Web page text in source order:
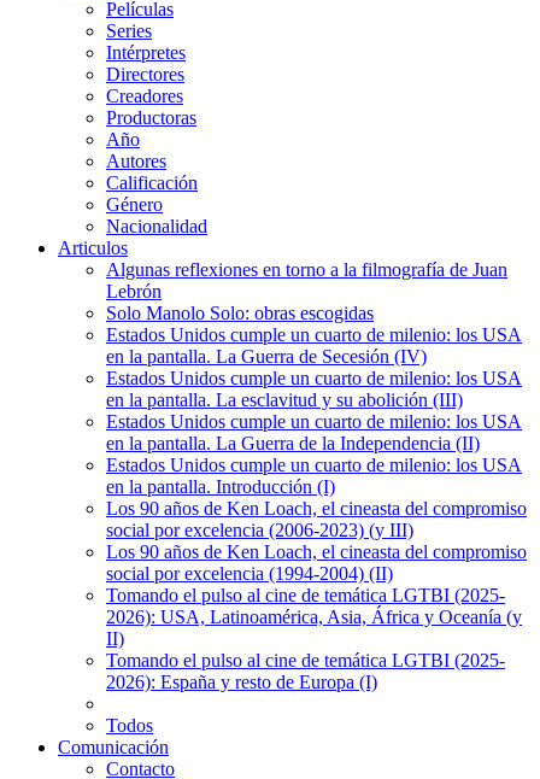
Películas
Series
Intérpretes
Directores
Creadores
Productoras
Año
Autores
Calificación
Género
Nacionalidad
Articulos
Algunas reflexiones en torno a la filmografía de Juan
Lebrón
Solo Manolo Solo: obras escogidas
Estados Unidos cumple un cuarto de milenio: los USA
en la pantalla. La Guerra de Secesión (IV)
Estados Unidos cumple un cuarto de milenio: los USA
en la pantalla. La esclavitud y su abolición (III)
Estados Unidos cumple un cuarto de milenio: los USA
en la pantalla. La Guerra de la Independencia (II)
Estados Unidos cumple un cuarto de milenio: los USA
en la pantalla. Introducción (I)
Los 90 años de Ken Loach, el cineasta del compromiso
social por excelencia (2006-2023) (y III)
Los 90 años de Ken Loach, el cineasta del compromiso
social por excelencia (1994-2004) (II)
Tomando el pulso al cine de temática LGTBI (2025-
2026): USA, Latinoamérica, Asia, África y Oceanía (y
II)
Tomando el pulso al cine de temática LGTBI (2025-
2026): España y resto de Europa (I)
Todos
Comunicación
Contacto